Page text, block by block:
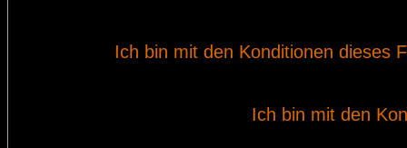
Ich bin mit den Konditionen dieses
Ich bin mit den